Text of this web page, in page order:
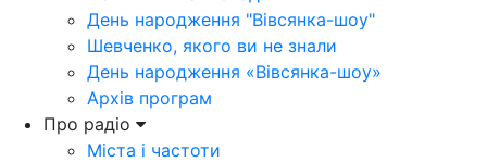
День народження "Вівсянка-шоу"
Шевченко, якого ви не знали
День народження «Вівсянка-шоу»
Архів програм
Про радіо
Міста і частоти